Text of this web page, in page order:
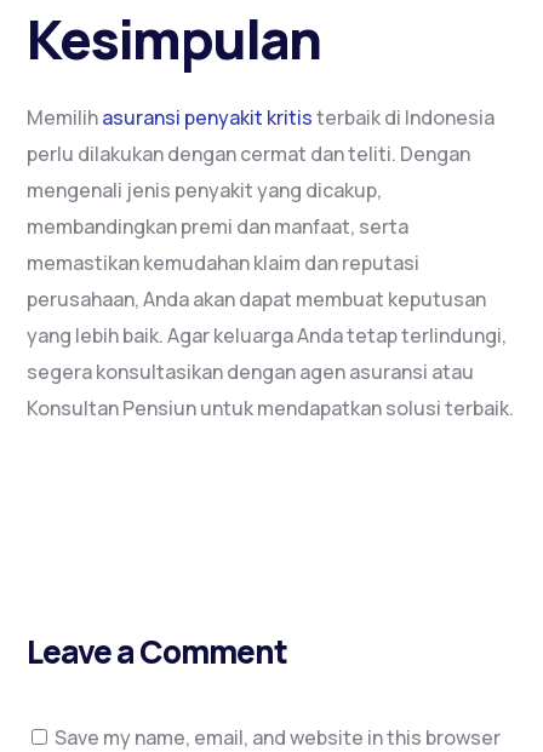
Kesimpulan
Memilihasuransi penyakit kritisterbaik di Indonesia
perlu dilakukan dengan cermat dan teliti. Dengan
mengenali jenis penyakit yang dicakup,
membandingkan premi dan manfaat, serta
memastikan kemudahan klaim dan reputasi
perusahaan, Anda akan dapat membuat keputusan
yang lebih baik. Agar keluarga Anda tetap terlindungi,
segera konsultasikan dengan agen asuransi atau
Konsultan Pensiun untuk mendapatkan solusi terbaik.
Leave a Comment
Save my name, email, and website in this browser